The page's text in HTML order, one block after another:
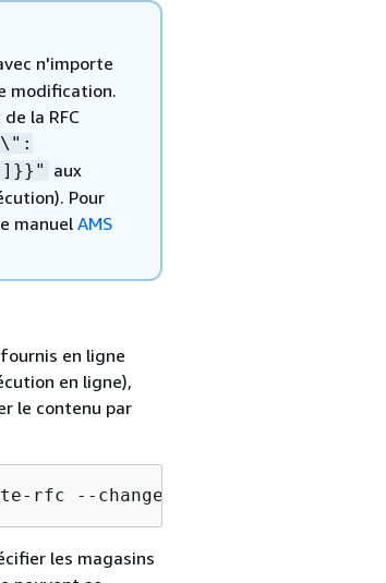
n'importe
modification.
la RFC
aux
Pour
manuelAMS
en ligne
en ligne),
le contenu par
rfc --change-type-id "ct-
les magasins